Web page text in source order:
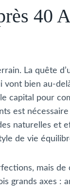
40
La quête
bien au-
capital pour
est
naturelles et
de vie
mais
grands axes :